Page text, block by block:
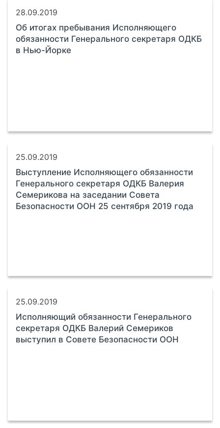
28.09.2019
Об итогах пребывания Исполняющего
обязанности Генерального секретаря ОДКБ
в Нью-Йорке
25.09.2019
Выступление Исполняющего обязанности
Генерального секретаря ОДКБ Валерия
Семерикова на заседании Совета
Безопасности ООН 25 сентября 2019 года
25.09.2019
Исполняющий обязанности Генерального
секретаря ОДКБ Валерий Семериков
выступил в Совете Безопасности ООН